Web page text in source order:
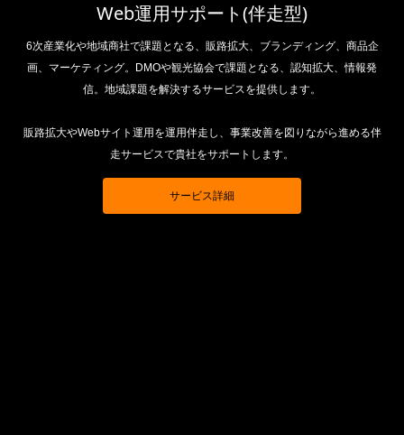
Web運用サポート(伴走型)
6次産業化や地域商社で課題となる、販路拡大、ブランディング、商品企
画、マーケティング。DMOや観光協会で課題となる、認知拡大、情報発
信。地域課題を解決するサービスを提供します。
販路拡大やWebサイト運用を運用伴走し、事業改善を図りながら進める伴
走サービスで貴社をサポートします。
サービス詳細